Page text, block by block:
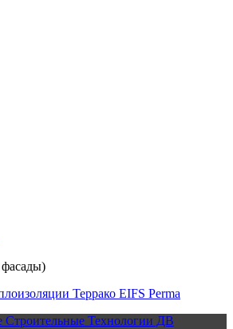
Террако EIFS Perma